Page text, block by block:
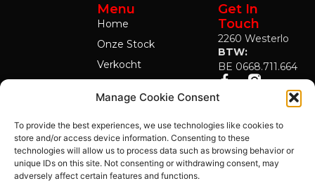
Manage Cookie Consent
To provide the best experiences, we use technologies like cookies to
store and/or access device information. Consenting to these
technologies will allow us to process data such as browsing behavior or
unique IDs on this site. Not consenting or withdrawing consent, may
adversely affect certain features and functions.
Menu
Home
Onze Stock
Verkocht
Get In
Touch
2260 Westerlo
BTW:
BE 0668.711.664